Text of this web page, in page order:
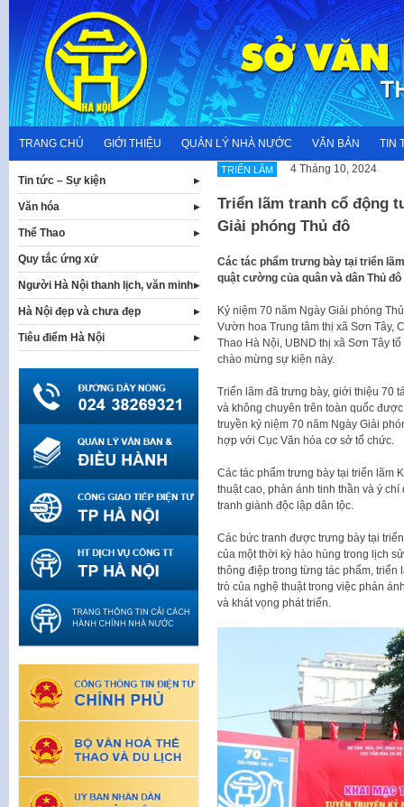
content
TRANG CHỦ GIỚI THIỆU QUẢN LÝ NHÀ NƯỚC VĂN BẢN TIN
TRIỂN LÃM 4 Tháng 10, 2024
Triển lãm tranh cổ động
Giải phóng Thủ đô
Các tác phẩm trưng bày tại triển
quật cường của quân và dân Thủ
Kỷ niệm 70 năm Ngày Giải phóng
Vườn hoa Trung tâm thị xã Sơn Tây,
Thao Hà Nội, UBND thị xã Sơn Tây
chào mừng sự kiện này.
Triển lãm đã trưng bày, giới thiệu 70
và không chuyên trên toàn quốc
truyền kỷ niệm 70 năm Ngày Giải
hợp với Cục Văn hóa cơ sở tổ chức.
Các tác phẩm trưng bày tại triển lãm
thuật cao, phản ánh tinh thần và ý
tranh giành độc lập dân tộc.
Các bức tranh được trưng bày tại
của một thời kỳ hào hùng trong lịch
thông điệp trong từng tác phẩm,
trò của nghệ thuật trong việc phản
và khát vọng phát triển.
Tin tức – Sự kiện
Văn hóa
Thể Thao
Quy tắc ứng xử
Người Hà Nội thanh lịch, văn minh
Hà Nội đẹp và chưa đẹp
Tiêu điểm Hà Nội